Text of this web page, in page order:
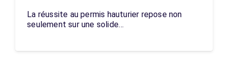
La réussite au permis hauturier repose non
seulement sur une solide…